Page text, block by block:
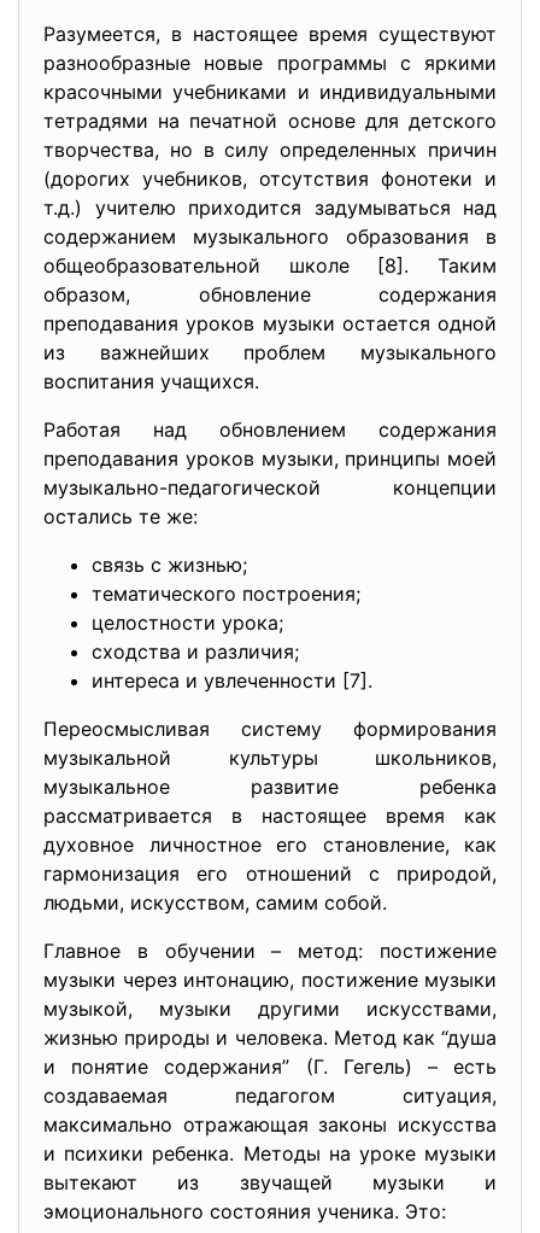
Разумеется, в настоящее время существуют
разнообразные новые программы с яркими
красочными учебниками и индивидуальными
тетрадями на печатной основе для детского
творчества, но в силу определенных причин
(дорогих учебников, отсутствия фонотеки и
т.д.) учителю приходится задумываться над
содержанием музыкального образования в
общеобразовательной школе [8]. Таким
образом, обновление содержания
преподавания уроков музыки остается одной
из важнейших проблем музыкального
воспитания учащихся.
Работая над обновлением содержания
преподавания уроков музыки, принципы моей
музыкально-педагогической концепции
остались те же:
связь с жизнью;
тематического построения;
целостности урока;
сходства и различия;
интереса и увлеченности [7].
Переосмысливая систему формирования
музыкальной культуры школьников,
музыкальное развитие ребенка
рассматривается в настоящее время как
духовное личностное его становление, как
гармонизация его отношений с природой,
людьми, искусством, самим собой.
Главное в обучении – метод: постижение
музыки через интонацию, постижение музыки
музыкой, музыки другими искусствами,
жизнью природы и человека. Метод как “душа
и понятие содержания” (Г. Гегель) – есть
создаваемая педагогом ситуация,
максимально отражающая законы искусства
и психики ребенка. Методы на уроке музыки
вытекают из звучащей музыки и
эмоционального состояния ученика. Это: